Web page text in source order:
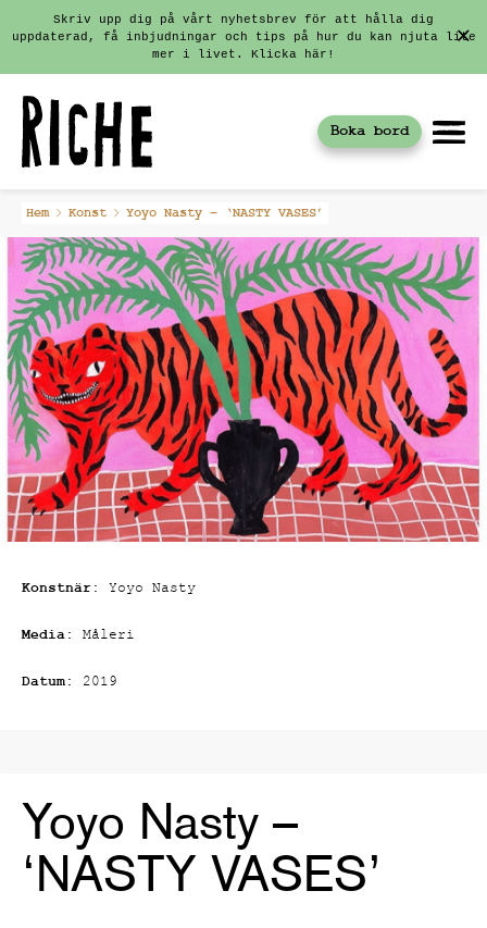
Fortsätt
till
innehållet
Skriv upp dig på vårt nyhetsbrev för att hålla dig
uppdaterad, få inbjudningar och tips på hur du kan njuta lite
mer i livet. Klicka här!
Boka bord
Hem Konst Yoyo Nasty – ‘NASTY VASES’
Konstnär: Yoyo Nasty
Media: Måleri
Datum: 2019
Yoyo Nasty –
‘NASTY VASES’